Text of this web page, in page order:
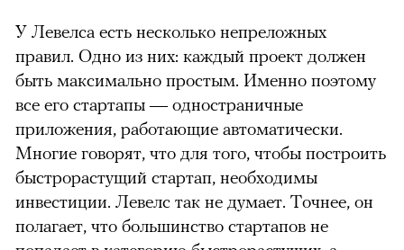
У Левелса есть несколько непреложных
правил. Одно из них: каждый проект должен
быть максимально простым. Именно поэтому
все его стартапы — одностраничные
приложения, работающие автоматически.
Многие говорят, что для того, чтобы построить
быстрорастущий стартап, необходимы
инвестиции. Левелс так не думает. Точнее, он
полагает, что большинство стартапов не